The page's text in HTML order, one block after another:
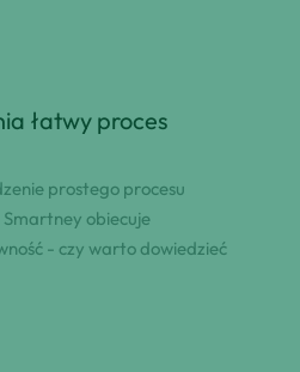
łatwy proces
prostego procesu
obiecuje
- czy warto dowiedzieć